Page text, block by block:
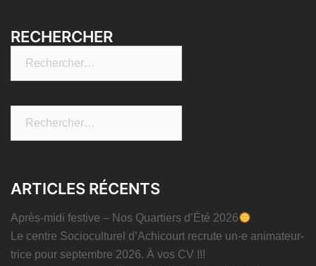
RECHERCHER
ARTICLES RÉCENTS
Après-midi festive – Nos Quartiers d’Été 2026
Le centre Socioculturel d’Achicourt recrute un-e animateur-
trice pour septembre 2026. À vos CV !!!